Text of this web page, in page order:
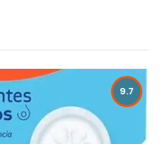
9.7